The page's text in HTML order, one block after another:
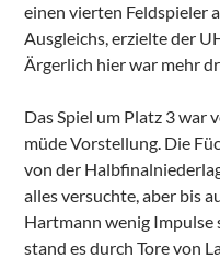
einen vierten Feldspieler
Ausgleichs, erzielte der
Ärgerlich hier war mehr
Das Spiel um Platz 3 war
müde Vorstellung. Die
von der
alles versuchte, aber bis
Hartmann wenig
stand es durch Tore von